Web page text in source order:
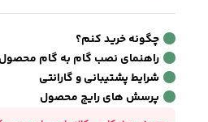
چگونه خرید کنم؟
راهنمای نصب گام به گام محصول
شرایط پشتیبانی و گارانتی
پرسش های رایج محصول